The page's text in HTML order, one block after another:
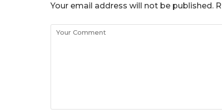
Your email address will not be published.